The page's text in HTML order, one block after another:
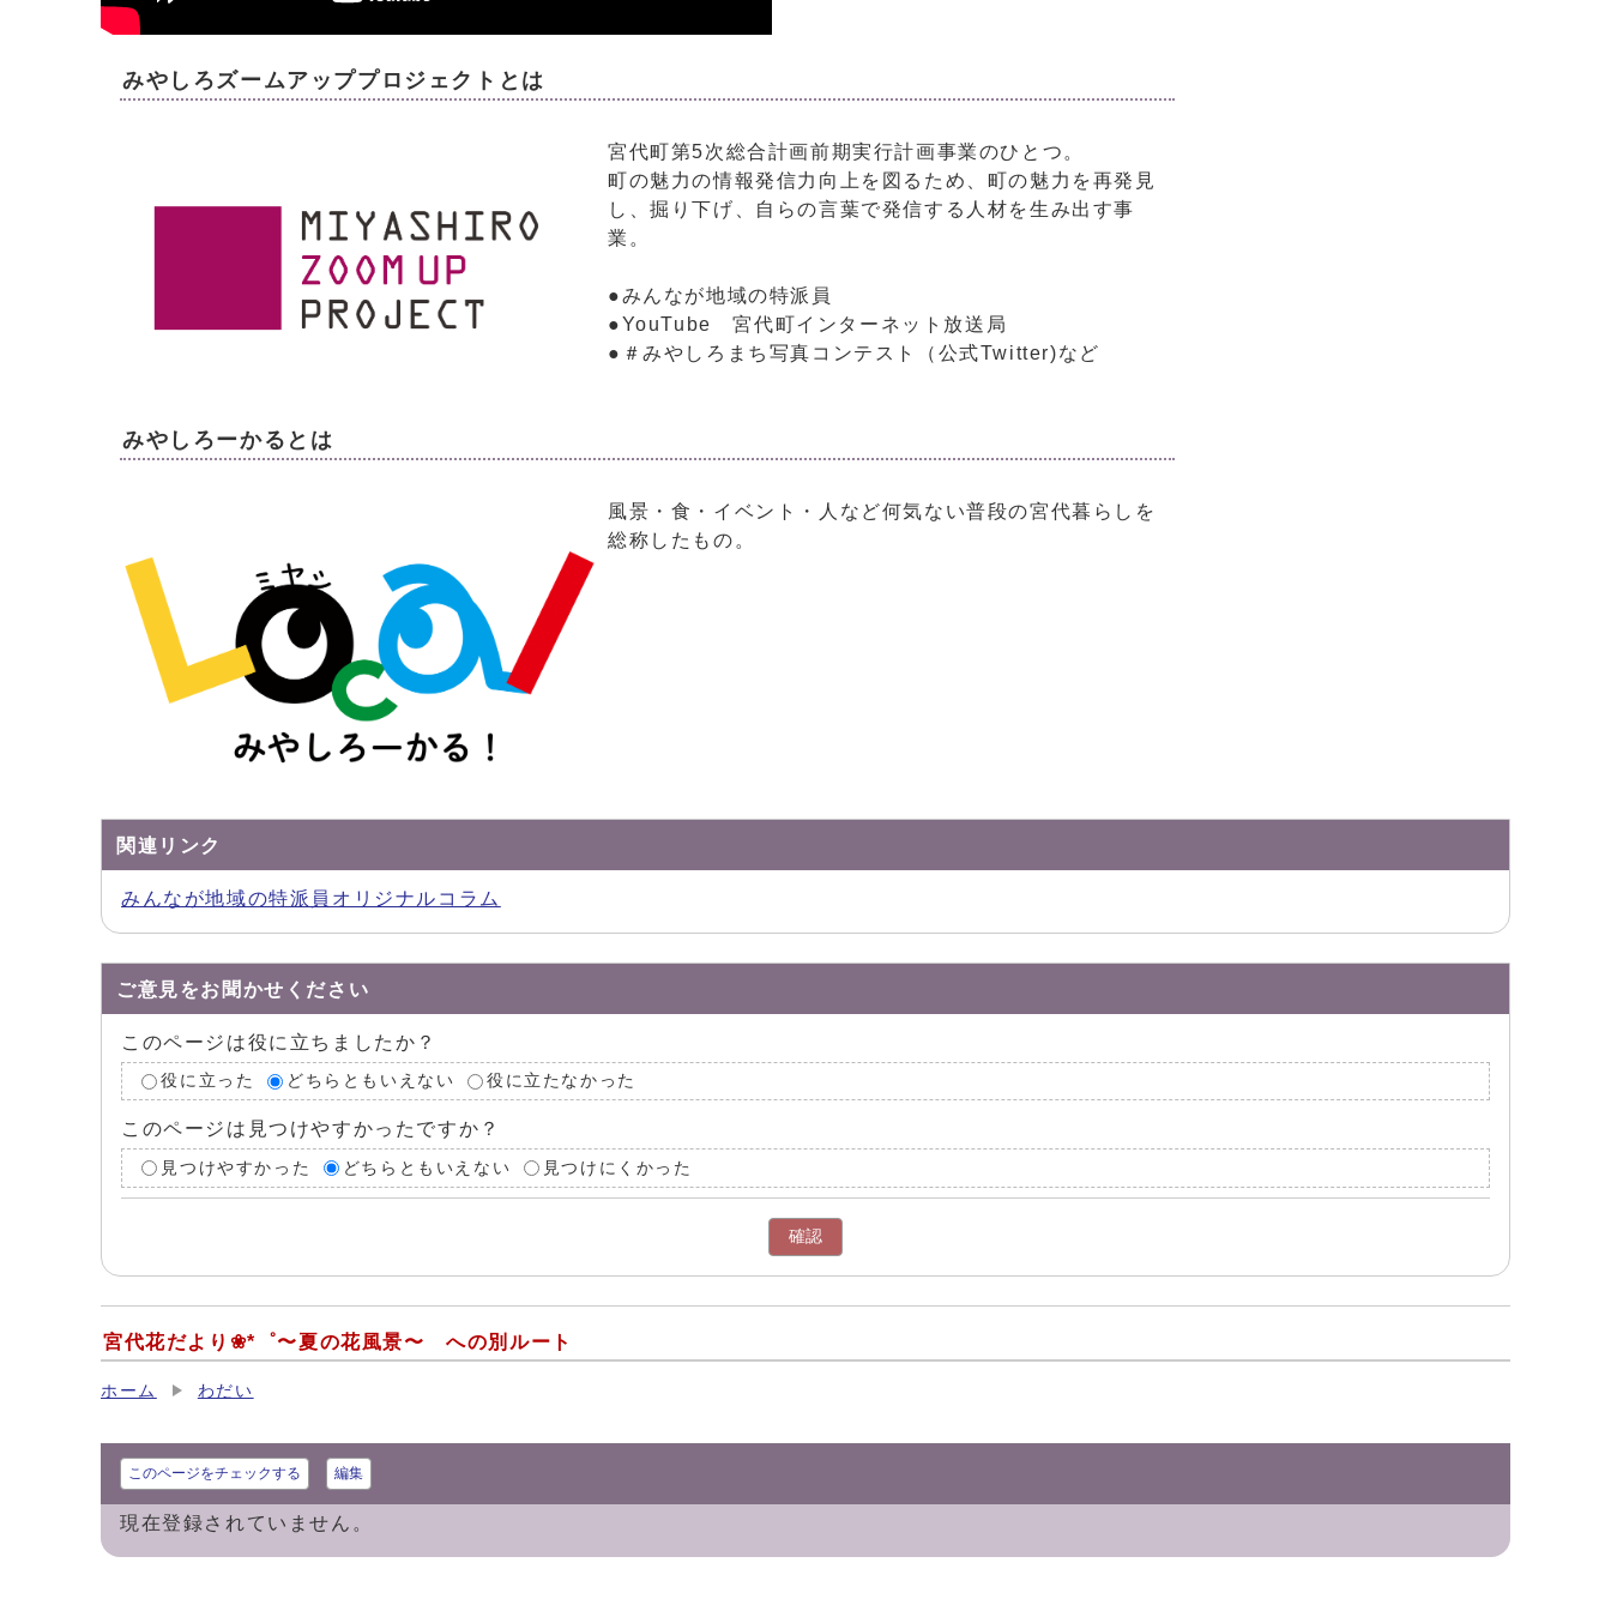
みやしろズームアッププロジェクトとは
宮代町第5次総合計画前期実行計画事業のひとつ。
町の魅力の情報発信力向上を図るため、町の魅力を再発見
し、掘り下げ、自らの言葉で発信する人材を生み出す事
業。
●みんなが地域の特派員
●YouTube 宮代町インターネット放送局
●＃みやしろまち写真コンテスト（公式Twitter)など
みやしろーかるとは
風景・食・イベント・人など何気ない普段の宮代暮らしを
総称したもの。
関連リンク
みんなが地域の特派員オリジナルコラム
ご意見をお聞かせください
このページは役に立ちましたか？
役に立った どちらともいえない 役に立たなかった
このページは見つけやすかったですか？
見つけやすかった どちらともいえない 見つけにくかった
確認
宮代花だより❀*゜〜夏の花風景〜 への別ルート
ホーム わだい
このページをチェックする 編集
現在登録されていません。